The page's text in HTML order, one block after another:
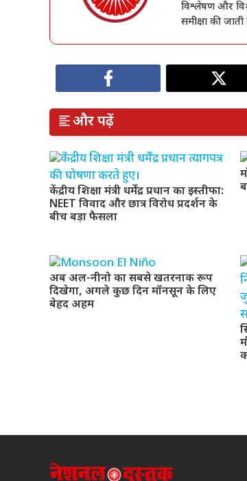
विश्लेषण और
समीक्षा की
और पढ़ें
केंद्रीय शिक्षा मंत्री धर्मेंद्र प्रधान का इस्तीफा:
NEET विवाद और छात्र विरोध प्रदर्शन के
बीच बड़ा फैसला
अब अल-नीनो का सबसे खतरनाक रूप
दिखेगा, अगले कुछ दिन मॉनसून के लिए
बेहद अहम